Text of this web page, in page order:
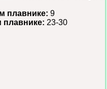
плавнике: 9
плавнике: 23-30